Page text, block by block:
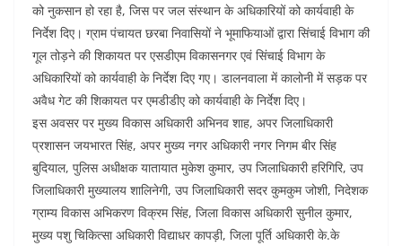
को नुकसान हो रहा है, जिस पर जल संस्थान के अधिकारियों को कार्यवाही के
निर्देश दिए। ग्राम पंचायत छरबा निवासियों ने भूमाफियाओं द्वारा सिंचाई विभाग की
गूल तोड़ने की शिकायत पर एसडीएम विकासनगर एवं सिंचाई विभाग के
अधिकारियों को कार्यवाही के निर्देश दिए गए। डालनवाला में कालोनी में सड़क पर
अवैध गेट की शिकायत पर एमडीडीए को कार्यवाही के निर्देश दिए।
इस अवसर पर मुख्य विकास अधिकारी अभिनव शाह, अपर जिलाधिकारी
प्रशासन जयभारत सिंह, अपर मुख्य नगर अधिकारी नगर निगम बीर सिंह
बुदियाल, पुलिस अधीक्षक यातायात मुकेश कुमार, उप जिलाधिकारी हरिगिरि, उप
जिलाधिकारी मुख्यालय शालिनेगी, उप जिलाधिकारी सदर कुमकुम जोशी, निदेशक
ग्राम्य विकास अभिकरण विक्रम सिंह, जिला विकास अधिकारी सुनील कुमार,
मुख्य पशु चिकित्सा अधिकारी विद्याधर कापड़ी, जिला पूर्ति अधिकारी के.के